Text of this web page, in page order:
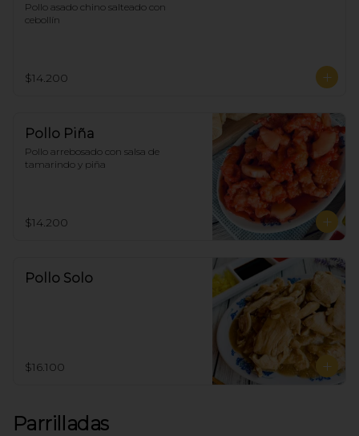
Pollo asado chino salteado con
cebollín
$14.200
Pollo Piña
Pollo arrebosado con salsa de
tamarindo y piña
$14.200
Pollo Solo
$16.100
Parrilladas